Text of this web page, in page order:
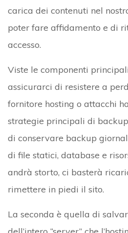
carica dei contenuti nel
poter fare affidamento e di
accesso.
Viste le componenti
assicurarci di resistere a
fornitore hosting o attacchi
strategie principali di
di conservare backup
di file statici, database e
andrà storto, ci basterà
rimettere in piedi il sito.
La seconda è quella di